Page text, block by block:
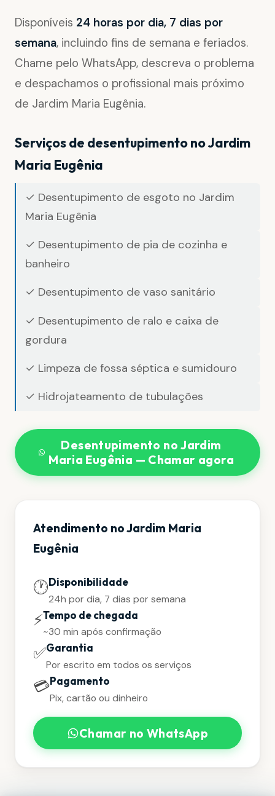
Disponíveis 24 horas por dia, 7 dias por
semana, incluindo fins de semana e feriados.
Chame pelo WhatsApp, descreva o problema
e despachamos o profissional mais próximo
de Jardim Maria Eugênia.
Serviços de desentupimento no Jardim
Maria Eugênia
✓ Desentupimento de esgoto no Jardim
Maria Eugênia
✓ Desentupimento de pia de cozinha e
banheiro
✓ Desentupimento de vaso sanitário
✓ Desentupimento de ralo e caixa de
gordura
✓ Limpeza de fossa séptica e sumidouro
✓ Hidrojateamento de tubulações
Desentupimento no Jardim
Maria Eugênia — Chamar agora
Atendimento no Jardim Maria
Eugênia
🕐Disponibilidade
24h por dia, 7 dias por semana
⚡Tempo de chegada
~30 min após confirmação
✅Garantia
Por escrito em todos os serviços
💳Pagamento
Pix, cartão ou dinheiro
Chamar no WhatsApp